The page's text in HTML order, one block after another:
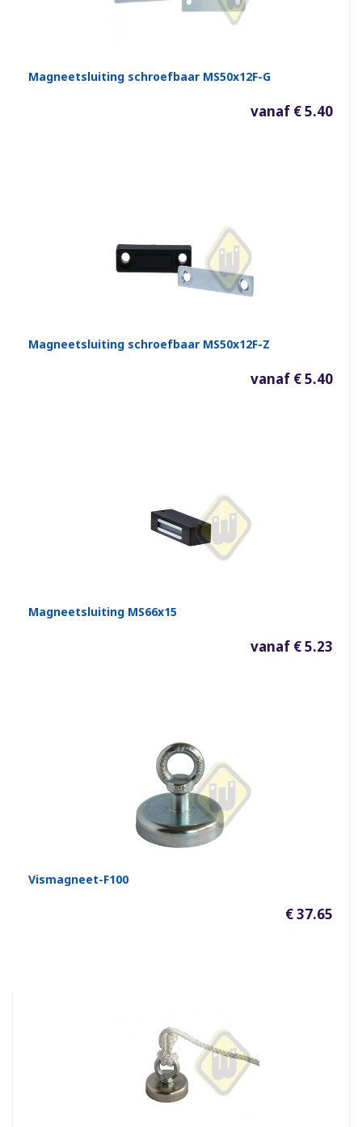
Magneetsluiting schroefbaar MS50x12F-G
vanaf € 5.40
Magneetsluiting schroefbaar MS50x12F-Z
vanaf € 5.40
Magneetsluiting MS66x15
vanaf € 5.23
Vismagneet-F100
€ 37.65